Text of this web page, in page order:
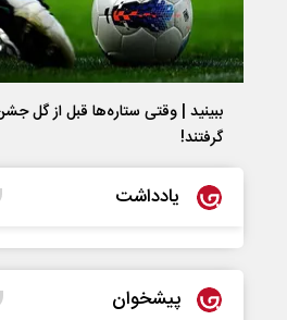
ببینید | وقتی ستاره‌ها قبل از گل
گرفتند!
یادداشت
پیشخوان